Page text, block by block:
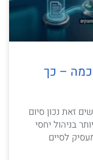
– כך
זאת נכון סיום
בניהול יחסי
לסיים